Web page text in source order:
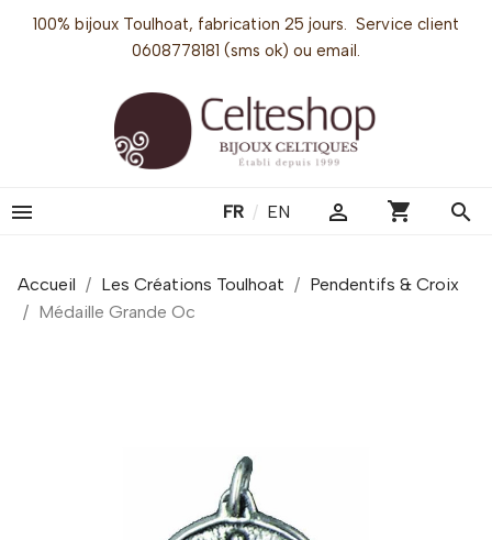
100% bijoux Toulhoat, fabrication 25 jours. Service client
0608778181 (sms ok) ou email.
 FR / EN  shopping_cart search
Accueil Les Créations Toulhoat
Pendentifs & Croix
Médaille Grande Oc